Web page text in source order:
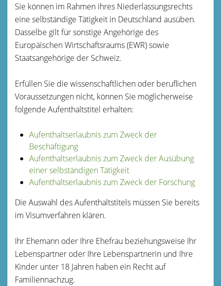
Sie können im Rahmen ihres Niederlassungsrechts
eine selbständige Tätigkeit in Deutschland ausüben.
Dasselbe gilt für sonstige Angehörige des
Europäischen Wirtschaftsraums (EWR) sowie
Staatsangehörige der Schweiz.
Erfüllen Sie die wissenschaftlichen oder beruflichen
Voraussetzungen nicht, können Sie möglicherweise
folgende Aufenthaltstitel erhalten:
Aufenthaltserlaubnis zum Zweck der
Beschäftigung
Aufenthaltserlaubnis zum Zweck der Ausübung
einer selbständigen Tätigkeit
Aufenthaltserlaubnis zum Zweck der Forschung
Die Auswahl des Aufenthaltstitels müssen Sie bereits
im Visumverfahren klären.
Ihr Ehemann oder Ihre Ehefrau beziehungsweise Ihr
Lebenspartner oder Ihre Lebenspartnerin und Ihre
Kinder unter 18 Jahren haben ein Recht auf
Familiennachzug.